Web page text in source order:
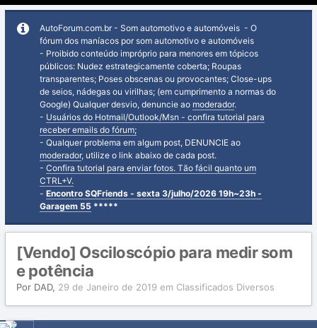
AutoForum.com.br - Som automotivo e automóveis - O
fórum dos maníacos por som automotivo e automóveis
- Proibido conteúdo impróprio para menores em tópicos
públicos: Nudez estrategicamente coberta; Roupas
transparentes; Poses obscenas ou provocantes; Close-ups
de seios, nádegas ou virilhas; (em cumprimento a normas do
Google) Qualquer desvio, denuncie ao moderador.
- Usuários do Hotmail/Outlook/Msn - confira tutorial para
receber emails do fórum;
- Qualquer problema em algum post, DENUNCIE ao
moderador, utilize o link abaixo de cada post.
- Confira tutorial para enviar fotos. Tão fácil quanto um
CTRL+V.
- Encontro SQFriends - sexta 3/julho/2026 19h~23h -
Garagem 55 *****
[Vendo] Osciloscópio para medir som
e potência
Por DAD, 29 de Janeiro de 2019 em Classificados Diversos